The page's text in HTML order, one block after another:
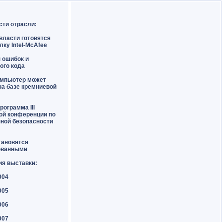
отрасли:
готовятся
Intel-McAfee
ошибок и
кода
может
базе кремниевой
III
конференции по
безопасности
выставки: